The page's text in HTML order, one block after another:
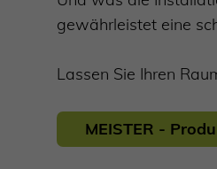
gewährleistet eine
Lassen Sie Ihren
MEISTER -